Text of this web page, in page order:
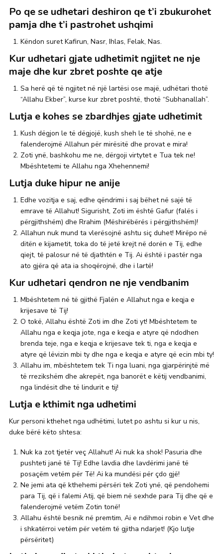
Po qe se udhetari deshiron qe t’i zbukurohet
pamja dhe t’i pastrohet ushqimi
Këndon suret Kafirun, Nasr, Ihlas, Felak, Nas.
Kur udhetari gjate udhetimit ngjitet ne nje
maje dhe kur zbret poshte qe atje
Sa herë që të ngjitet në një lartësi ose majë, udhëtari thotë
“Allahu Ekber”, kurse kur zbret poshtë, thotë “Subhanallah”.
Lutja e kohes se zbardhjes gjate udhetimit
Kush dëgjon le të dëgjojë, kush sheh le të shohë, ne e
falenderojmë Allahun për mirësitë dhe provat e mira!
Zoti ynë, bashkohu me ne, dërgoji virtytet e Tua tek ne!
Mbështetemi te Allahu nga Xhehennemi!
Lutja duke hipur ne anije
Edhe vozitja e saj, edhe qëndrimi i saj bëhet në sajë të
emrave të Allahut! Sigurisht, Zoti im është Gafur (falës i
përgjithshëm) dhe Rrahim (Mëshirëbërës i përgjithshëm)!
Allahun nuk mund ta vlerësojnë ashtu siç duhet! Mirëpo në
ditën e kijametit, toka do të jetë krejt në dorën e Tij, edhe
qiejt, të palosur në të djathtën e Tij. Ai është i pastër nga
ato gjëra që ata ia shoqërojnë, dhe i lartë!
Kur udhetari qendron ne nje vendbanim
Mbështetem në të gjithë Fjalën e Allahut nga e keqja e
krijesave të Tij!
O tokë, Allahu është Zoti im dhe Zoti yt! Mbështetem te
Allahu nga e keqja jote, nga e keqja e atyre që ndodhen
brenda teje, nga e keqja e krijesave tek ti, nga e keqja e
atyre që lëvizin mbi ty dhe nga e keqja e atyre që ecin mbi ty!
Allahu im, mbështetem tek Ti nga luani, nga gjarpërinjtë më
të rrezikshëm dhe akrepët, nga banorët e këtij vendbanimi,
nga lindësit dhe të lindurit e tij!
Lutja e kthimit nga udhetimi
Kur personi kthehet nga udhëtimi, lutet po ashtu si kur u nis,
duke bërë këto shtesa:
Nuk ka zot tjetër veç Allahut! Ai nuk ka shok! Pasuria dhe
pushteti janë të Tij! Edhe lavdia dhe lavdërimi janë të
posaçëm vetëm për Të! Ai ka mundësi për çdo gjë!
Ne jemi ata që kthehemi përsëri tek Zoti ynë, që pendohemi
para Tij, që i falemi Atij, që biem në sexhde para Tij dhe që e
falenderojmë vetëm Zotin tonë!
Allahu është besnik në premtim, Ai e ndihmoi robin e Vet dhe
i shkatërroi vetëm për vetëm të gjitha ndarjet! (Kjo lutje
përsëritet)